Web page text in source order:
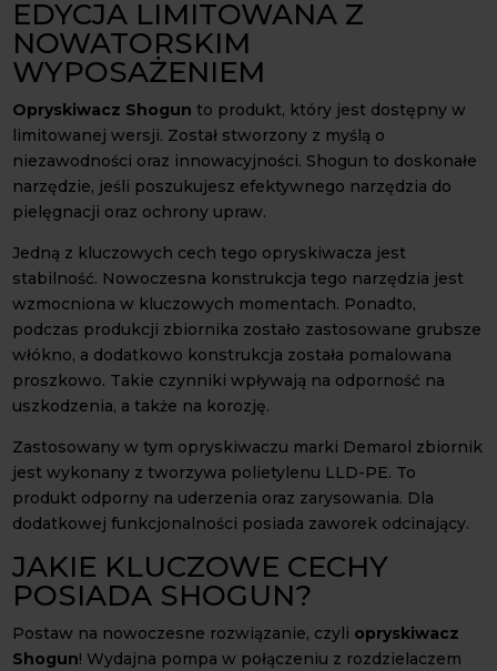
EDYCJA LIMITOWANA Z
NOWATORSKIM
WYPOSAŻENIEM
Opryskiwacz Shogun to produkt, który jest dostępny w
limitowanej wersji. Został stworzony z myślą o
niezawodności oraz innowacyjności. Shogun to doskonałe
narzędzie, jeśli poszukujesz efektywnego narzędzia do
pielęgnacji oraz ochrony upraw.
Jedną z kluczowych cech tego opryskiwacza jest
stabilność. Nowoczesna konstrukcja tego narzędzia jest
wzmocniona w kluczowych momentach. Ponadto,
podczas produkcji zbiornika zostało zastosowane grubsze
włókno, a dodatkowo konstrukcja została pomalowana
proszkowo. Takie czynniki wpływają na odporność na
uszkodzenia, a także na korozję.
Zastosowany w tym opryskiwaczu marki Demarol zbiornik
jest wykonany z tworzywa polietylenu LLD-PE. To
produkt odporny na uderzenia oraz zarysowania. Dla
dodatkowej funkcjonalności posiada zaworek odcinający.
JAKIE KLUCZOWE CECHY
POSIADA SHOGUN?
Postaw na nowoczesne rozwiązanie, czyli opryskiwacz
Shogun! Wydajna pompa w połączeniu z rozdzielaczem